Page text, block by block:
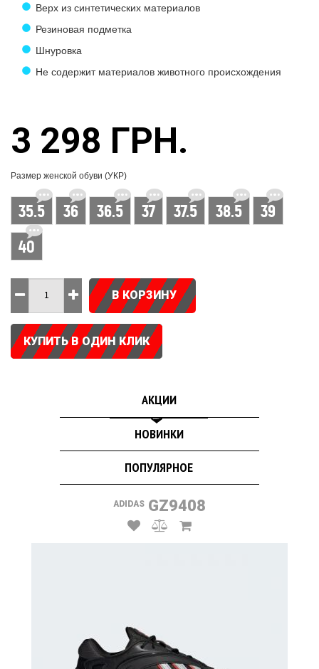
Верх из синтетических материалов
Резиновая подметка
Шнуровка
Не содержит материалов животного происхождения
3 298 ГРН.
Размер женской обуви (УКР)
35.5 36 36.5 37 37.5 38.5
39
40
В КОРЗИНУ
КУПИТЬ В ОДИН КЛИК
АКЦИИ
НОВИНКИ
ПОПУЛЯРНОЕ
ADIDAS GZ9408